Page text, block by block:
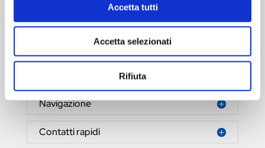
Accetta tutti
Accetta selezionati
Rifiuta
HERNIAMESH® S.r.l.
Area riservata
Navigazione
Contatti rapidi